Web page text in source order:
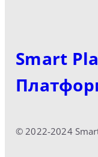
Smart
© 2022-2024